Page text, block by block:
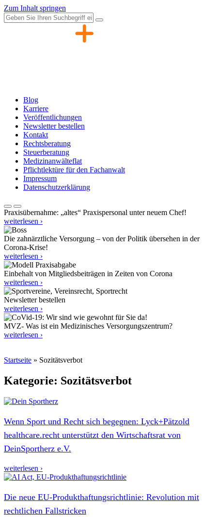
Zum Inhalt springen
Blog
Karriere
Veröffentlichungen
Newsletter bestellen
Kontakt
Rechtsberatung
Steuerberatung
Medizinanwälteflat
Pflichtlektüre für den Fachanwalt
Impressum
Datenschutzerklärung
Praxisübernahme: „altes“ Praxispersonal unter neuem Chef!
weiterlesen ›
Die zahnärztliche Versorgung – von der Politik übersehen in der
Corona-Krise!
weiterlesen ›
Einbehalt von Mitgliedsbeiträgen in Zeiten von Corona
weiterlesen ›
Newsletter bestellen
weiterlesen ›
MVZ- Was ist ein Medizinisches Versorgungszentrum?
weiterlesen ›
Startseite » Sozitätsverbot
Kategorie: Sozitätsverbot
Wenn Sport und Recht sich begegnen: Lyck+Pätzold
healthcare.recht unterstützt den Wirtschaftsrat von
DeinSportherz e.V.
weiterlesen ›
Die neue EU-Produkthaftungsrichtlinie: Revolution mit
rechtlichen Fallstricken